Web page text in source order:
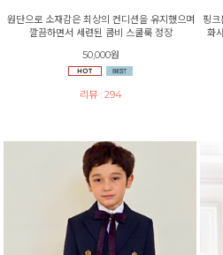
원단으로 소재감은 최상의 컨디션을 유지했으며
깔끔하면서 세련된 콤비 스쿨룩 정장
50,000원
리뷰 : 294
핑
화